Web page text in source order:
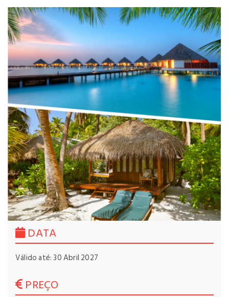
DATA
Válido até: 30 Abril 2027
PREÇO